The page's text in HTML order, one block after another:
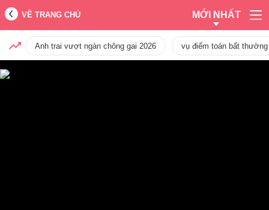
VỀ TRANG CHỦ MỚI NHẤT
Anh trai vượt ngàn chông gai 2026 vụ điểm toán bất